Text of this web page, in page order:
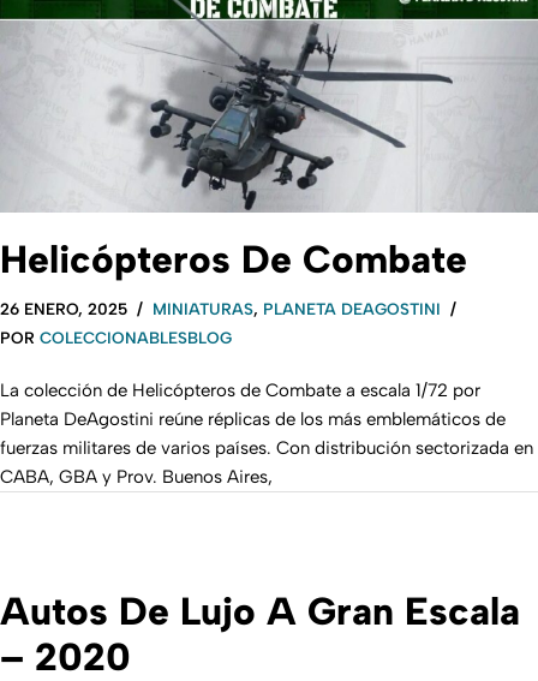
Helicópteros De Combate
26 ENERO, 2025 MINIATURAS, PLANETA DEAGOSTINI
POR COLECCIONABLESBLOG
La colección de Helicópteros de Combate a escala 1/72 por
Planeta DeAgostini reúne réplicas de los más emblemáticos de
fuerzas militares de varios países. Con distribución sectorizada en
CABA, GBA y Prov. Buenos Aires,
Autos De Lujo A Gran Escala
– 2020